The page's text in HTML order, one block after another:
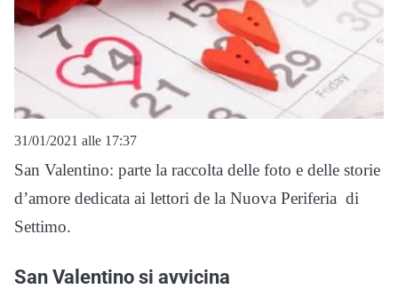
31/01/2021 alle 17:37
San Valentino: parte la raccolta delle foto e delle storie
d’amore dedicata ai lettori de la Nuova Periferia di
Settimo.
San Valentino si avvicina